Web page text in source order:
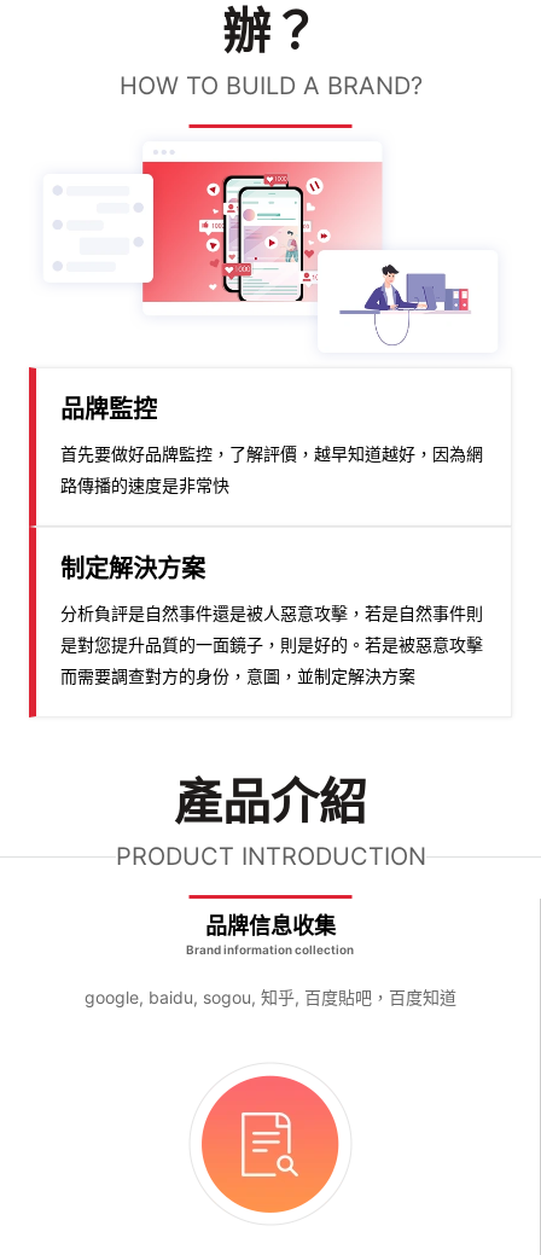
辦？
HOW TO BUILD A BRAND?
品牌監控
首先要做好品牌監控，了解評價，越早知道越好，因為網
路傳播的速度是非常快
制定解決方案
分析負評是自然事件還是被人惡意攻擊，若是自然事件則
是對您提升品質的一面鏡子，則是好的。若是被惡意攻擊
而需要調查對方的身份，意圖，並制定解決方案
產品介紹
PRODUCT INTRODUCTION
品牌信息收集
Brand information collection
google, baidu, sogou, 知乎, 百度貼吧，百度知道